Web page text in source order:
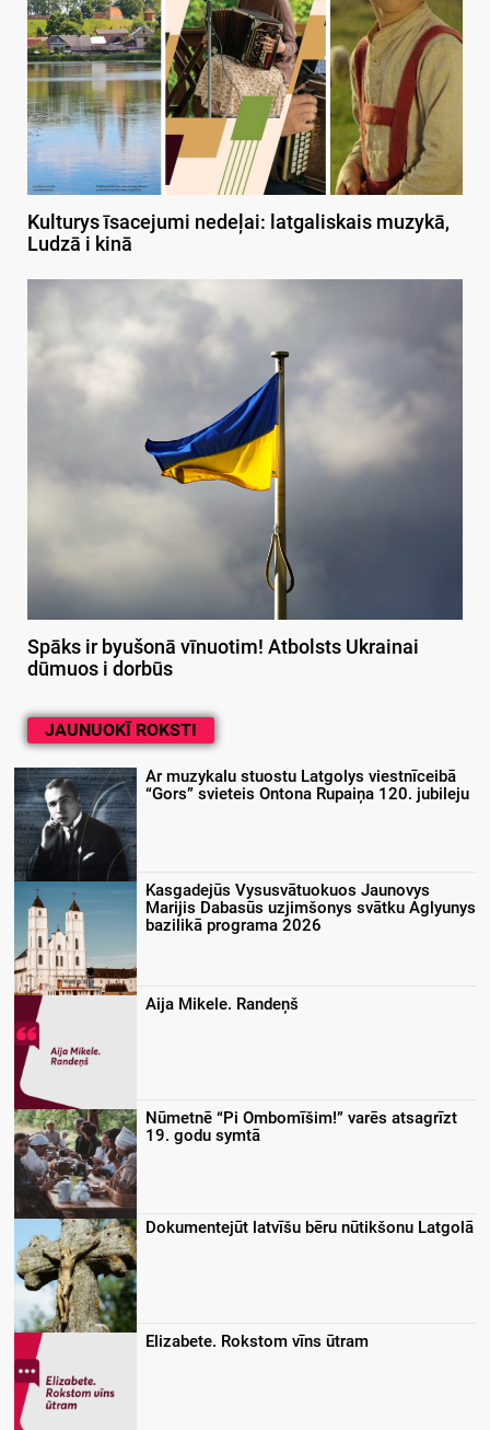
Kulturys īsacejumi nedeļai: latgaliskais muzykā,
Ludzā i kinā
Spāks ir byušonā vīnuotim! Atbolsts Ukrainai
dūmuos i dorbūs
JAUNUOKĪ ROKSTI
Ar muzykalu stuostu Latgolys viestnīceibā
“Gors” svieteis Ontona Rupaiņa 120. jubileju
Kasgadejūs Vysusvātuokuos Jaunovys
Marijis Dabasūs uzjimšonys svātku Aglyunys
bazilikā programa 2026
Aija Mikele. Randeņš
Nūmetnē “Pi Ombomīšim!” varēs atsagrīzt
19. godu symtā
Dokumentejūt latvīšu bēru nūtikšonu Latgolā
Elizabete. Rokstom vīns ūtram